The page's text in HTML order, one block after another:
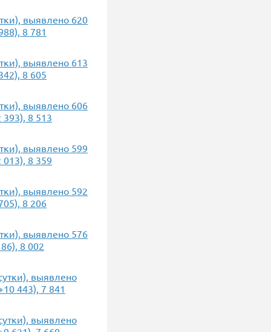
выявлено 620
8 781
выявлено 613
8 605
выявлено 606
8 513
выявлено 599
8 359
выявлено 592
8 206
выявлено 576
8 002
выявлено
443), 7 841
выявлено